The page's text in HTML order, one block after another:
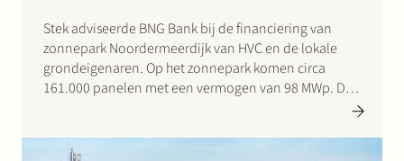
Stek adviseerde BNG Bank bij de financiering van
zonnepark Noordermeerdijk van HVC en de lokale
grondeigenaren. Op het zonnepark komen circa
161.000 panelen met een vermogen van 98 MWp. Dat
is genoeg om jaarlijks 37.500 huishoudens van groene
en direct naast de…